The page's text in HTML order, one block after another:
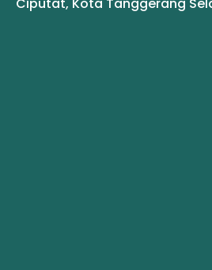
Ciputat, Kota Tanggerang